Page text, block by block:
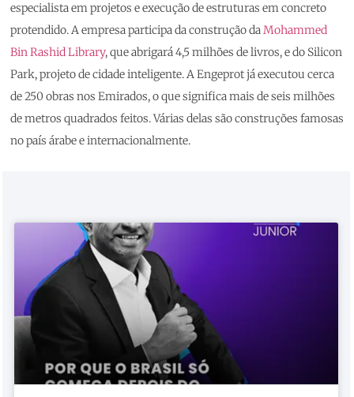
especialista em projetos e execução de estruturas em concreto
protendido. A empresa participa da construção daMohammed
Bin Rashid Library, que abrigará 4,5 milhões de livros, e do Silicon
Park, projeto de cidade inteligente. A Engeprot já executou cerca
de 250 obras nos Emirados, o que significa mais de seis milhões
de metros quadrados feitos. Várias delas são construções famosas
no país árabe e internacionalmente.